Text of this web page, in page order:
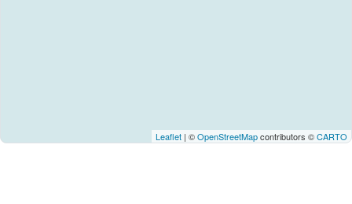
Leaflet | ©OpenStreetMapcontributors ©CARTO